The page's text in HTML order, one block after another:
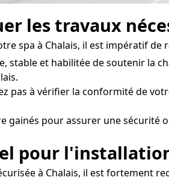
les travaux
spa à Chalais, il est impératif de
stable et habilitée de soutenir la
pas à vérifier la conformité de
gainés pour assurer une sécurité
pour
à Chalais, il est fortement